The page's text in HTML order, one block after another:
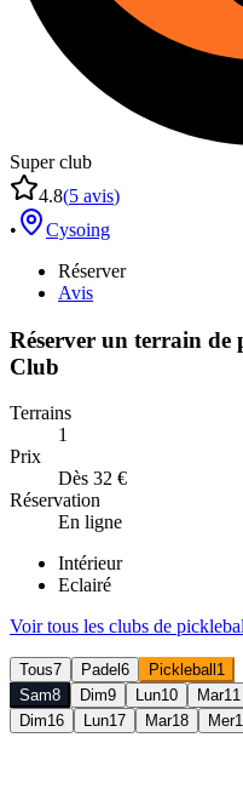
Super club
4.8(5 avis)
•
Cysoing
Réserver
Avis
Réserver un terrain de
Club
Terrains
1
Prix
Dès 32 €
Réservation
En ligne
Intérieur
Eclairé
Voir tous les clubs de
Tous7 Padel 6 Pickleball 1
Sam8 Dim9 Lun10 Mar11
Dim16 Lun17 Mar18 Mer